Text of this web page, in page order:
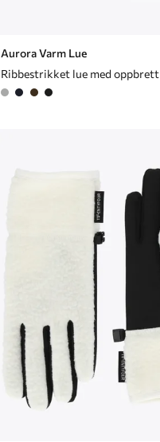
Aurora Varm Lue
Ribbestrikket lue med oppbrett